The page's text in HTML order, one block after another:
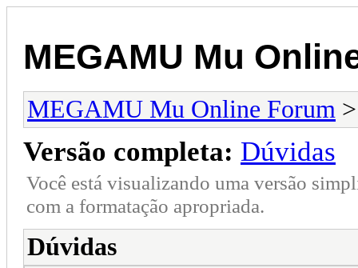
MEGAMU Mu
MEGAMU Mu Online Forum
Versão completa: Dúvidas
Você está visualizando uma versão
com a formatação apropriada.
Dúvidas